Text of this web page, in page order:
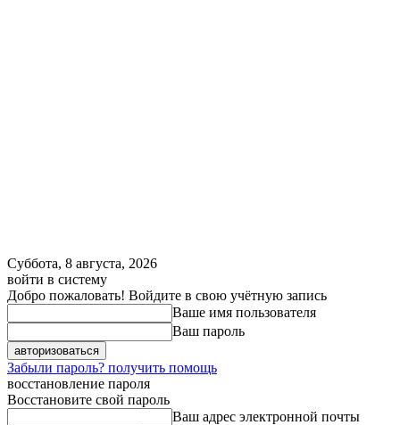
Суббота, 8 августа, 2026
войти в систему
Добро пожаловать! Войдите в свою учётную запись
Ваше имя пользователя
Ваш пароль
Забыли пароль? получить помощь
восстановление пароля
Восстановите свой пароль
Ваш адрес электронной почты